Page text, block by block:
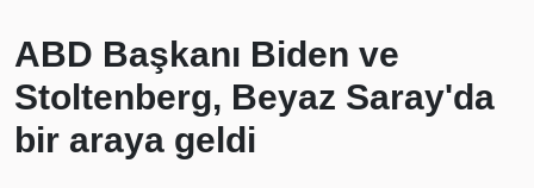
ABD Başkanı Biden ve
Stoltenberg, Beyaz Saray'da
bir araya geldi